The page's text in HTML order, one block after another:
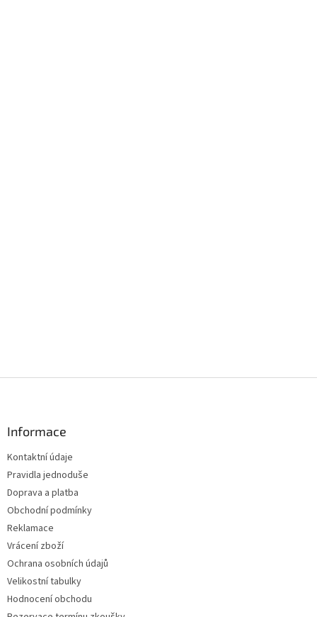
Informace
Kontaktní údaje
Pravidla jednoduše
Doprava a platba
Obchodní podmínky
Reklamace
Vrácení zboží
Ochrana osobních údajů
Velikostní tabulky
Hodnocení obchodu